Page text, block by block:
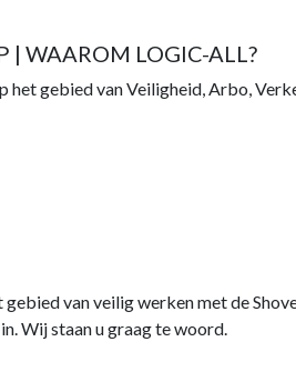
| WAAROM LOGIC-ALL?
het gebied van Veiligheid, Arbo,
van veilig werken met de
in. Wij staan u graag te woord.